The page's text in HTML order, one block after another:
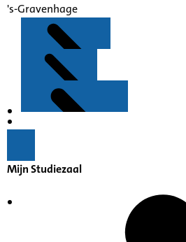
's-Gravenhage
Mijn Studiezaal